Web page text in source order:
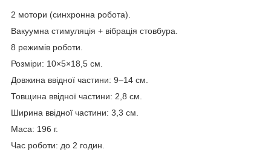
2 мотори (синхронна робота).
Вакуумна стимуляція + вібрація стовбура.
8 режимів роботи.
Розміри: 10×5×18,5 см.
Довжина ввідної частини: 9–14 см.
Товщина ввідної частини: 2,8 см.
Ширина ввідної частини: 3,3 см.
Маса: 196 г.
Час роботи: до 2 годин.